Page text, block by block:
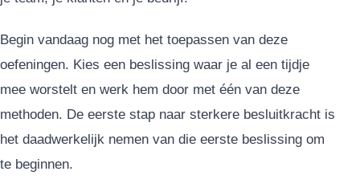
Begin vandaag nog met het toepassen van deze
oefeningen. Kies een beslissing waar je al een tijdje
mee worstelt en werk hem door met één van deze
methoden. De eerste stap naar sterkere besluitkracht is
het daadwerkelijk nemen van die eerste beslissing om
te beginnen.